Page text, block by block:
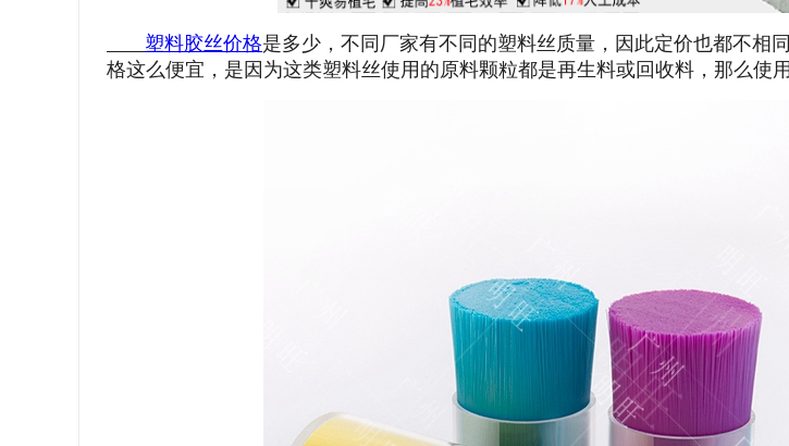
塑料胶丝价格是多少，不同厂家有不同的塑料丝质量，因此定价也都不相
格这么便宜，是因为这类塑料丝使用的原料颗粒都是再生料或回收料，那么使